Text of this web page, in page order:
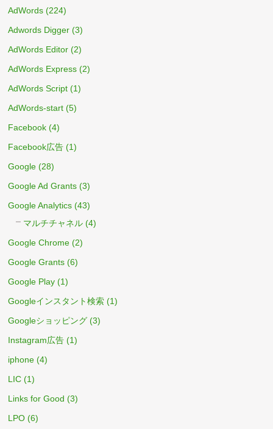
AdWords (224)
Adwords Digger (3)
AdWords Editor (2)
AdWords Express (2)
AdWords Script (1)
AdWords-start (5)
Facebook (4)
Facebook広告 (1)
Google (28)
Google Ad Grants (3)
Google Analytics (43)
マルチチャネル (4)
Google Chrome (2)
Google Grants (6)
Google Play (1)
Googleインスタント検索 (1)
Googleショッピング (3)
Instagram広告 (1)
iphone (4)
LIC (1)
Links for Good (3)
LPO (6)